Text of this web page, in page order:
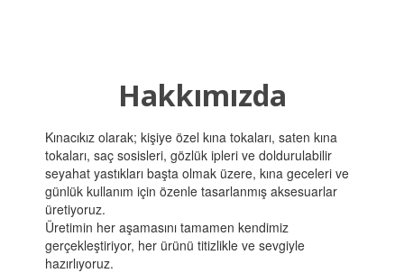
Hakkımızda
Kınacıkız olarak; kişiye özel kına tokaları, saten kına
tokaları, saç sosisleri, gözlük ipleri ve doldurulabilir
seyahat yastıkları başta olmak üzere, kına geceleri ve
günlük kullanım için özenle tasarlanmış aksesuarlar
üretiyoruz.
Üretimin her aşamasını tamamen kendimiz
gerçekleştiriyor, her ürünü titizlikle ve sevgiyle
hazırlıyoruz.